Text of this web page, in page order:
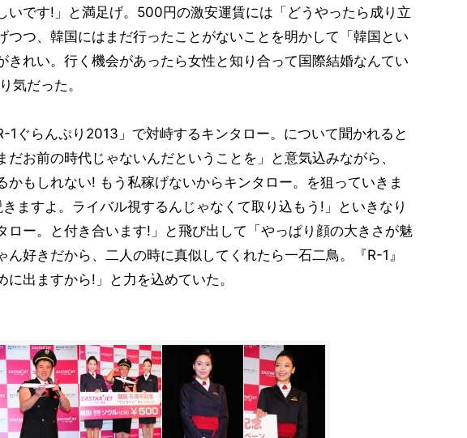
いです!」と満足げ。500円の激安運賃には「どうやったら成り立
つつ、韓国にはまだ行ったことがないことを明かして「韓国とい
きれい。行く機会があったら女性と知り合って国際結婚なんてい
気だった。
1ぐらんぷり2013」で対峙するキンタロー。について聞かれると
だお前の時代じゃないんだということを」と意気込みながら、
かもしれない! もう私稼げないからキンタロー。を狙っていきま
ますよ。ライバル視するんじゃなくて取り込もう!」といきなり
ロー。と付き合います!」と飛び出して「やっぱり顔の大きさが魅
ん好きだから、二人の時に真似してくれたら一石二鳥。『R-1』
出ますから!」と力を込めていた。